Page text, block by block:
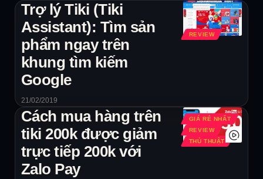
REVIEW
Trợ lý Tiki (Tiki
Assistant): Tìm sản
phẩm ngay trên
khung tìm kiếm
Google
21/02/2019
GIÁ RẺ NHẤT
REVIEW
THỦ THUẬT
Cách mua hàng trên
tiki 200k được giảm
trực tiếp 200k với
Zalo Pay